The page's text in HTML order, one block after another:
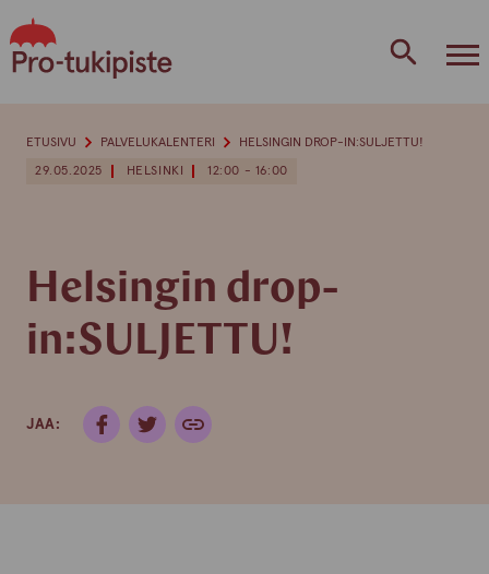
to
content
29.05.2025 HELSINKI 12:00 - 16:00
Helsingin drop-
in:SULJETTU!
JAA:
ETUSIVU PALVELUKALENTERI HELSINGIN DROP-IN:SULJETTU!